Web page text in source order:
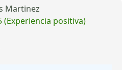
Martinez
(Experiencia positiva)